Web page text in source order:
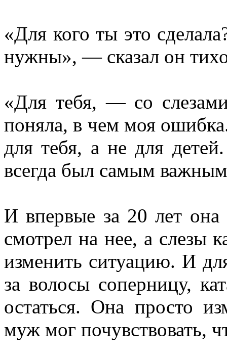
«Для кого ты это
нужны», — сказал он
«Для тебя, — со
поняла, в чем моя
для тебя, а не для
всегда был самым
И впервые за 20 лет она
смотрел на нее, а слезы
изменить ситуацию. И
за волосы соперницу,
остаться. Она просто
муж мог почувствовать,